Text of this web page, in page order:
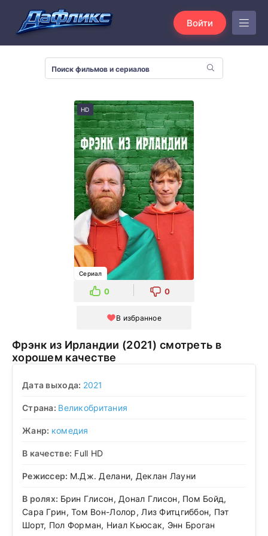
Войти
HD
Сериал
0 0
В избранное
Фрэнк из Ирландии (2021) смотреть в
хорошем качестве
Дата выхода: 2021
Страна: Великобритания
Жанр: комедия
В качестве: Full HD
Режиссер: М.Дж. Делани, Деклан Лауни
В ролях: Брин Глисон, Донал Глисон, Пом Бойд,
Сара Грин, Том Вон-Лолор, Лиз Фитцгиббон, Пэт
Шорт, Пол Форман, Ниал Кьюсак, Энн Броган